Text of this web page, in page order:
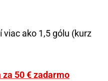
ako 1,5 gólu (kurz
50 € zadarmo